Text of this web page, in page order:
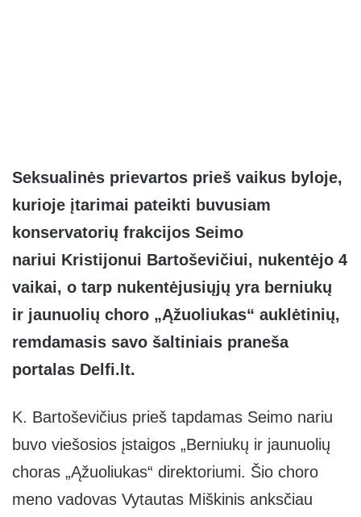
Seksualinės prievartos prieš vaikus byloje,
kurioje įtarimai pateikti buvusiam
konservatorių frakcijos Seimo
nariui Kristijonui Bartoševičiui, nukentėjo 4
vaikai, o tarp nukentėjusiųjų yra berniukų
ir jaunuolių choro „Ąžuoliukas“ auklėtinių,
remdamasis savo šaltiniais praneša
portalas Delfi.lt.
K. Bartoševičius prieš tapdamas Seimo nariu
buvo viešosios įstaigos „Berniukų ir jaunuolių
choras „Ąžuoliukas“ direktoriumi. Šio choro
meno vadovas Vytautas Miškinis anksčiau